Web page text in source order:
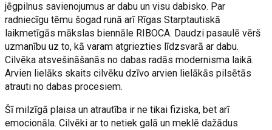
jēgpilnus savienojumus ar dabu un visu dabisko. Par
radniecīgu tēmu šogad runā arī Rīgas Starptautiskā
laikmetīgās mākslas biennāle RIBOCA. Daudzi pasaulē vērš
uzmanību uz to, kā varam atgriezties līdzsvarā ar dabu.
Cilvēka atsvešināšanās no dabas radās modernisma laikā.
Arvien lielāks skaits cilvēku dzīvo arvien lielākās pilsētās
atrauti no dabas procesiem.
Šī milzīgā plaisa un atrautība ir ne tikai fiziska, bet arī
emocionāla. Cilvēki ar to netiek galā un meklē dažādus